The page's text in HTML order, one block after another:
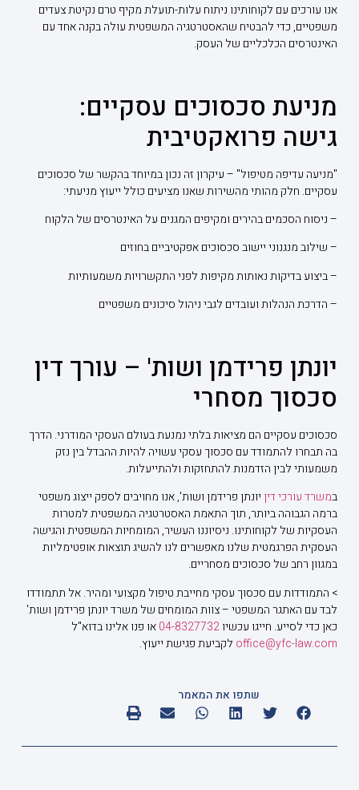
אנו עורכים עם לקוחותינו ניתוח עלות-תועלת מקיף טרם נקיטת צעדים
משפטיים, כדי להבטיח שהאסטרטגיה המשפטית עולה בקנה אחד עם
האינטרסים הכלכליים של העסק.
מניעת סכסוכים עסקיים:
גישה פרואקטיבית
"מניעה עדיפה מטיפול" – עיקרון זה נכון במיוחד בהקשר של סכסוכים
עסקיים. חלק מהותי מהשירות שאנו מציעים כולל ייעוץ מניעתי:
– ניסוח הסכמים בהירים ומקיפים המגנים על האינטרסים של הלקוח
– שילוב מנגנוני יישוב סכסוכים אפקטיביים בחוזים
– ביצוע בדיקות נאותות מקיפות לפני התקשרויות משמעותיות
– הדרכת הנהלות ועובדים לגבי ניהול סיכונים משפטיים
יונתן פרידמן ושות' – עורך דין
סכסוך מסחרי
סכסוכים עסקיים הם מציאות בלתי נמנעת בעולם העסקי המודרני. הדרך
בה תבחרו להתמודד עם סכסוך עסקי עשויה להיות ההבדל בין נזק
משמעותי לבין הזדמנות להתחזקות ולהתייעלות.
במשרד עורכי דין יונתן פרידמן ושות', אנו מחויבים לספק ייצוג משפטי
ברמה הגבוהה ביותר, תוך התאמת האסטרטגיה המשפטית למטרות
העסקיות של לקוחותינו. ניסיוננו העשיר, המומחיות המשפטית והגישה
העסקית הפרגמטית שלנו מאפשרים לנו להשיג תוצאות אופטימליות
במגוון רחב של סכסוכים מסחריים.
> התמודדות עם סכסוך עסקי מחייבת טיפול מקצועי ומהיר. אל תתמודדו
לבד עם האתגר המשפטי – צוות המומחים של משרד יונתן פרידמן ושות'
כאן כדי לסייע. חייגו עכשיו04-8327732או פנו אלינו בדוא"ל
office@yfc-law.com לקביעת פגישת ייעוץ.
שתפו את המאמר